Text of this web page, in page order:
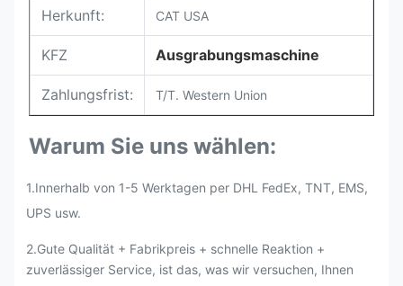
Herkunft: CAT USA
KFZ Ausgrabungsmaschine
Zahlungsfrist: T/T. Western Union
Warum Sie uns wählen:
1.Innerhalb von 1-5 Werktagen per DHL FedEx, TNT, EMS,
UPS usw.
2.Gute Qualität + Fabrikpreis + schnelle Reaktion +
zuverlässiger Service, ist das, was wir versuchen, Ihnen